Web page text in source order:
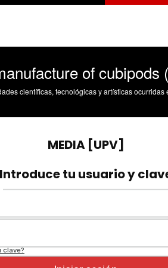
of cubipods (3)
y artísticas ocurridas en los tres